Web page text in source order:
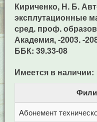
Кириченко, Н. Б.
эксплутационные
сред. проф.
Академия, -2003. -
ББК: 39.33-08
Имеется в наличии:
Абонемент